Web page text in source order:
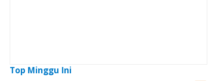
Top Minggu Ini